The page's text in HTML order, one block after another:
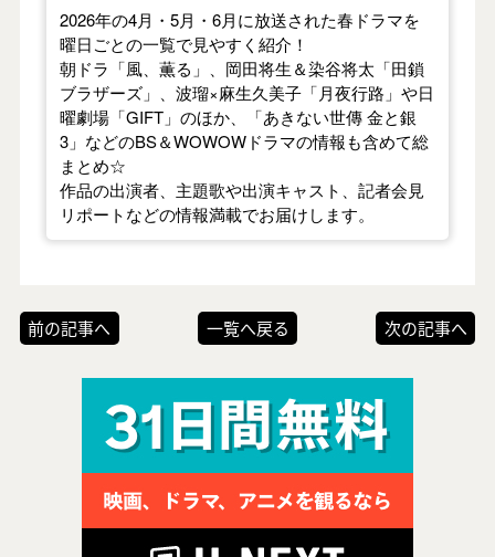
2026年の4月・5月・6月に放送された春ドラマを
曜日ごとの一覧で見やすく紹介！
朝ドラ「風、薫る」、岡田将生＆染谷将太「田鎖
ブラザーズ」、波瑠×麻生久美子「月夜行路」や日
曜劇場「GIFT」のほか、「あきない世傳 金と銀
3」などのBS＆WOWOWドラマの情報も含めて総
まとめ☆
作品の出演者、主題歌や出演キャスト、記者会見
リポートなどの情報満載でお届けします。
前の記事へ 一覧へ戻る 次の記事へ